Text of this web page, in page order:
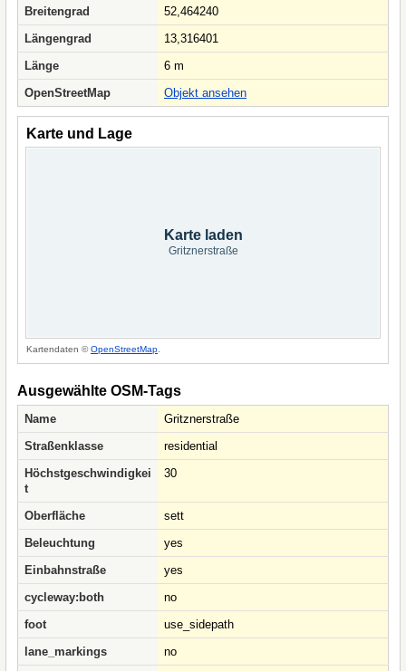
Breitengrad
52,464240
Längengrad
13,316401
Länge
6 m
OpenStreetMap
Objekt ansehen
Karte und Lage
Karte laden
Gritznerstraße
Kartendaten ©OpenStreetMap
Ausgewählte OSM-Tags
Name
Gritznerstraße
Straßenklasse
residential
Höchstgeschwindigkei
t
30
Oberfläche
sett
Beleuchtung
yes
Einbahnstraße
yes
cycleway:both
no
foot
use_sidepath
lane_markings
no